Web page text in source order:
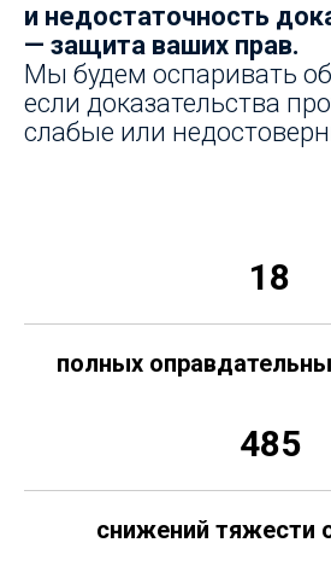
и недостаточность
— защита ваших прав.
Мы будем оспаривать
если доказательства
слабые или
18
полных
485
снижений тяжести